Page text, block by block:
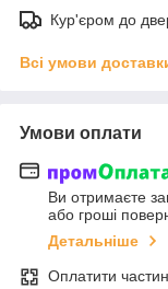
Кур'єром до
Всі умови
Умови оплати
Ви отримаєте
або гроші
Детальніше
Оплатити